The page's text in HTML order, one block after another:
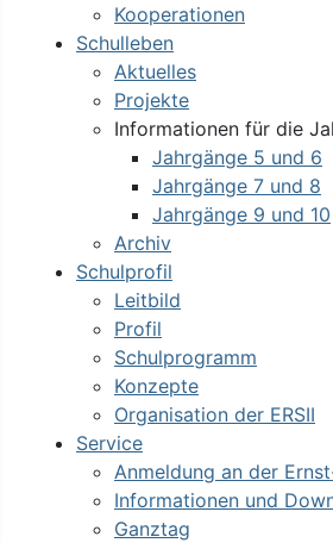
Kooperationen
Schulleben
Aktuelles
Projekte
Informationen für die
Jahrgänge 5 und 6
Jahrgänge 7 und 8
Jahrgänge 9 und 10
Archiv
Schulprofil
Leitbild
Profil
Schulprogramm
Konzepte
Organisation der ERSII
Service
Anmeldung an der
Informationen und
Ganztag